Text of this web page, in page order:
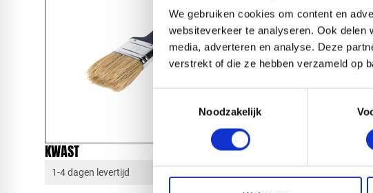
We gebruiken cookies om content en
websiteverkeer te analyseren. Ook
media, adverteren en analyse. Deze
verstrekt of die ze hebben verzameld op
Noodzakelijk
KWAST
1-4 dagen levertijd